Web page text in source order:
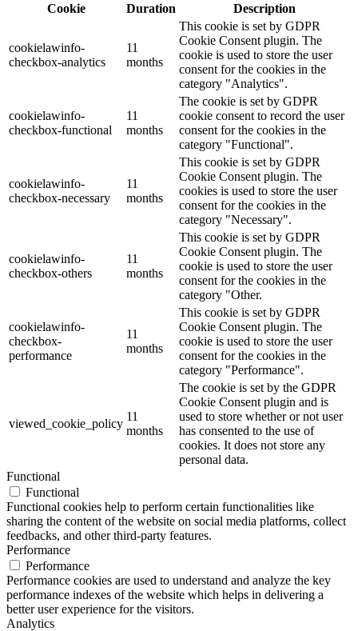
Cookie
Duration Description
cookielawinfo-
checkbox-analytics
11
months
This cookie is set by GDPR
Cookie Consent plugin. The
cookie is used to store the user
consent for the cookies in the
category "Analytics".
cookielawinfo-
checkbox-functional
11
months
The cookie is set by GDPR
cookie consent to record the user
consent for the cookies in the
category "Functional".
cookielawinfo-
checkbox-necessary
11
months
This cookie is set by GDPR
Cookie Consent plugin. The
cookies is used to store the user
consent for the cookies in the
category "Necessary".
cookielawinfo-
checkbox-others
11
months
This cookie is set by GDPR
Cookie Consent plugin. The
cookie is used to store the user
consent for the cookies in the
category "Other.
cookielawinfo-
checkbox-
performance
11
months
This cookie is set by GDPR
Cookie Consent plugin. The
cookie is used to store the user
consent for the cookies in the
category "Performance".
viewed_cookie_policy
11
months
The cookie is set by the GDPR
Cookie Consent plugin and is
used to store whether or not user
has consented to the use of
cookies. It does not store any
personal data.
Functional
Functional
Functional cookies help to perform certain functionalities like
sharing the content of the website on social media platforms, collect
feedbacks, and other third-party features.
Performance
Performance
Performance cookies are used to understand and analyze the key
performance indexes of the website which helps in delivering a
better user experience for the visitors.
Analytics